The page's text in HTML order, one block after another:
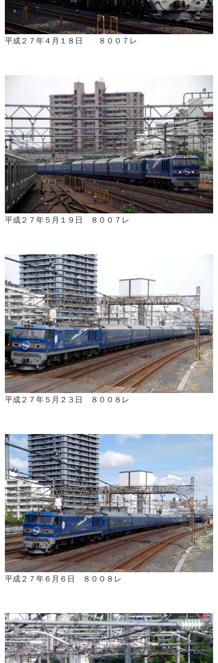
平成２７年４月１８日 ８００７レ
平成２７年５月１９日 ８００７レ
平成２７年５月２３日 ８００８レ
平成２７年６月６日 ８００８レ